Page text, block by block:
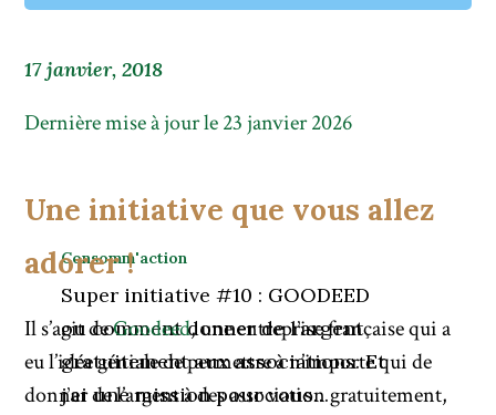
Consomm'action
Super initiative #10 : GOODEED
ou comment donner de l’argent
gratuitement aux associations. Et
j’ai une mission pour vous…
17 janvier, 2018
Dernière mise à jour le 23 janvier 2026
Une initiative que vous allez
adorer !
Il s’agit deGoodeed, une entreprise française qui a
eu l’idée géniale de permettre à n’importe qui de
donner de l’argent à des association gratuitement,